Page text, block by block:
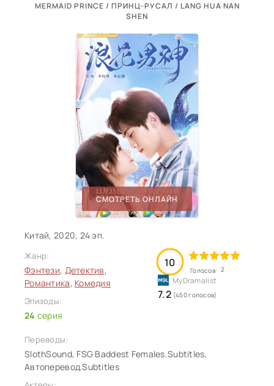
MERMAID PRINCE / ПРИНЦ-РУСАЛ / LANG HUA NAN
SHEN
СМОТРЕТЬ ОНЛАЙН
Китай, 2020, 24 эп.
Жанр:
Фэнтези, Детектив,
Романтика, Комедия
Эпизоды:
24 серия
10
Голосов: 2
7.2 (450 голосов)
Переводы:
SlothSound, FSG Baddest Females.Subtitles,
Автоперевод.Subtitles